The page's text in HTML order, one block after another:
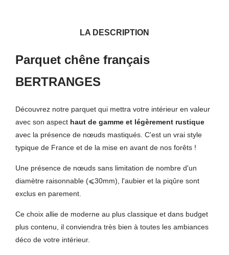
LA DESCRIPTION
Parquet chêne français
BERTRANGES
Découvrez notre parquet qui mettra votre intérieur en valeur
avec son aspect haut de gamme et légèrement rustique
avec la présence de nœuds mastiqués. C'est un vrai style
typique de France et de la mise en avant de nos forêts !
Une présence de nœuds sans limitation de nombre d'un
diamètre raisonnable (⩽30mm), l'aubier et la piqûre sont
exclus en parement.
Ce choix allie de moderne au plus classique et dans budget
plus contenu, il conviendra très bien à toutes les ambiances
déco de votre intérieur.